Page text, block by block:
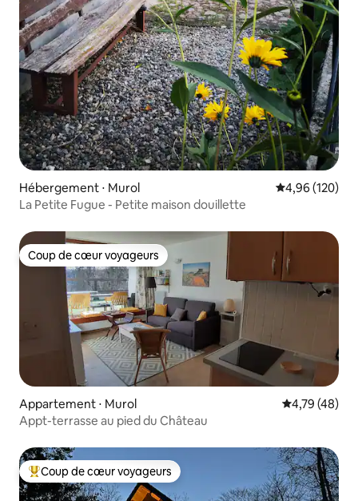
Hébergement ⋅ Murol Évaluation
4,96 (120)
La Petite Fugue - Petite maison douillette
Coup de cœur voyageurs
Coup de cœur voyageurs
Appartement ⋅ Murol Évaluation
4,79 (48)
Appt-terrasse au pied du Château
Coups de cœur voyageurs les plus appréciés
Coup de cœur voyageurs